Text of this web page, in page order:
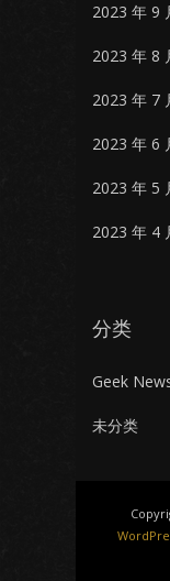
2023 年 9
2023 年 8
2023 年 7
2023 年 6
2023 年 5
2023 年 4
分类
Geek
未分类